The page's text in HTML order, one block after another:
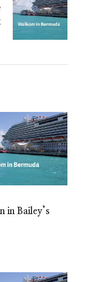
in Bailey’s